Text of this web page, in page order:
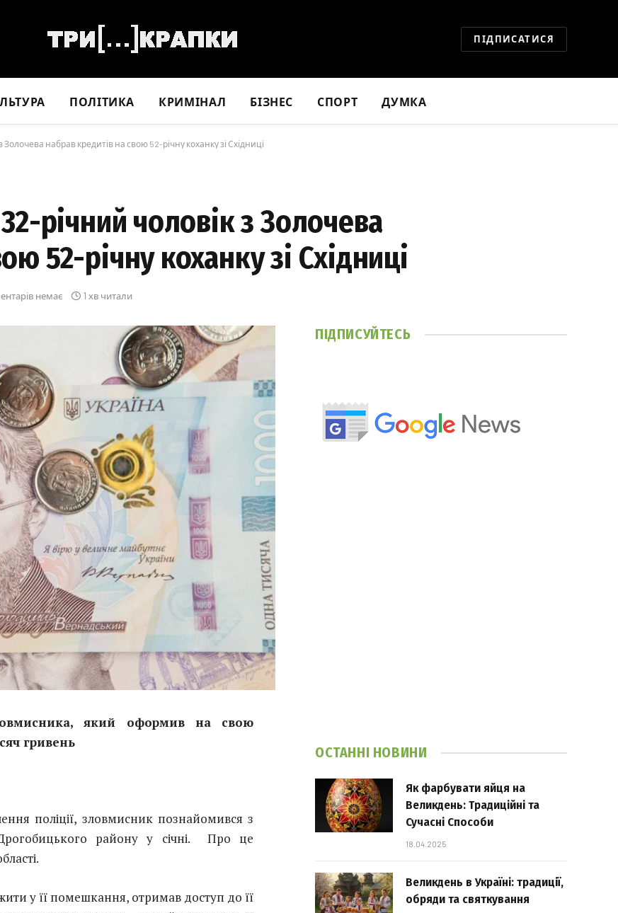
ПІДПИСАТИСЯ
ПОЛІТИКА КРИМІНАЛ БІЗНЕС СПОРТ ДУМКА
набрав кредитів на свою 52-річну коханку зі Східниці
річний чоловік з Золочева
52-річну коханку зі Східниці
немає 1 хв читали
який оформив на свою
гривень
поліції, зловмисник познайомився з
району у січні. Про це
у її помешкання, отримав доступ до її
ПІДПИСУЙТЕСЬ
ОСТАННІ НОВИНИ
Як фарбувати яйця на
Великдень: Традиційні та
Сучасні Способи
18.04.2025
Великдень в Україні: традиції,
обряди та святкування